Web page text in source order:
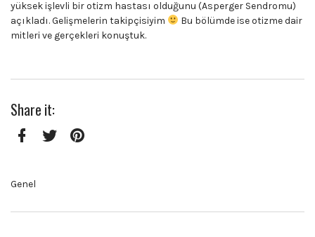
yüksek işlevli bir otizm hastası olduğunu (Asperger Sendromu)
açıkladı. Gelişmelerin takipçisiyim
Bu bölümde ise otizme dair
mitleri ve gerçekleri konuştuk.
Share it:
Genel